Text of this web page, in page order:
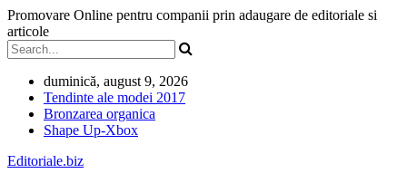
Promovare Online pentru companii prin adaugare de editoriale si
articole
duminică, august 9, 2026
Tendinte ale modei 2017
Bronzarea organica
Shape Up-Xbox
Editoriale.biz